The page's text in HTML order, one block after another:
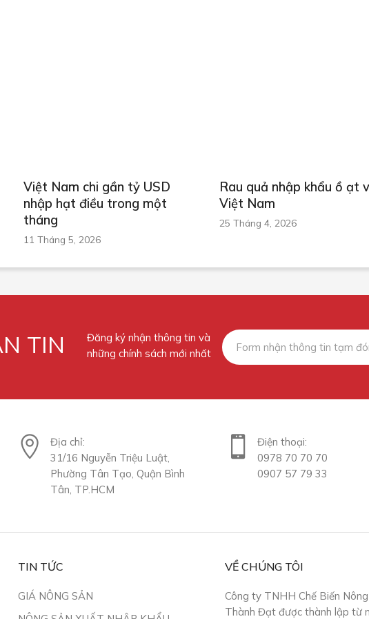
Việt Nam chi gần tỷ USD
nhập hạt điều trong một
tháng
11 Tháng 5, 2026
Rau quả nhập khẩu ồ ạt
Việt Nam
25 Tháng 4, 2026
TIN
Đăng ký nhận thông tin và
những chính sách mới nhất
Địa chỉ:
31/16 Nguyễn Triệu Luật,
Phường Tân Tạo, Quận Bình
Tân, TP.HCM
Điện thoại:
0978 70 70 70
0907 57 79 33
TIN TỨC
GIÁ NÔNG SẢN
VỀ CHÚNG TÔI
Công ty TNHH Chế Biến
Thành Đạt được thành lập từ